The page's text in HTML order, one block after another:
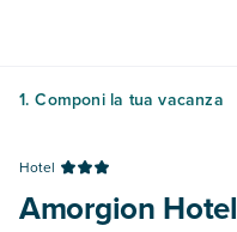
1. Componi la tua vacanza
Hotel
Amorgion Hotel